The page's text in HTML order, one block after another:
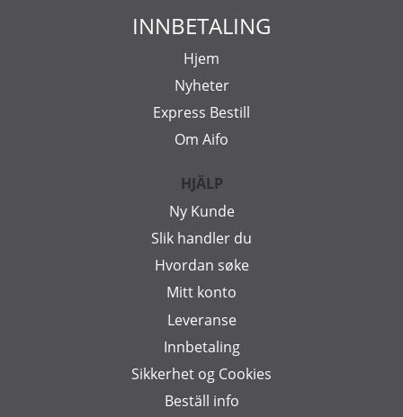
INNBETALING
Hjem
Nyheter
Express Bestill
Om Aifo
HJÄLP
Ny Kunde
Slik handler du
Hvordan søke
Mitt konto
Leveranse
Innbetaling
Sikkerhet og Cookies
Beställ info